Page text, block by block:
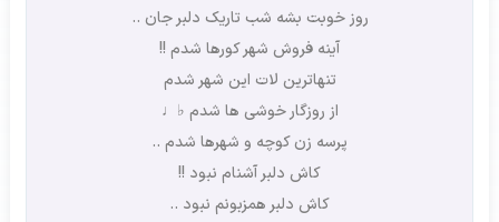
روز خوبت بشه شب تاریک دلبر جان ..
آینه فروش شهر کورها شدم !!
تنهاترین لات این شهر شدم
از روزگار خوشی ها شدم ♭♩
پرسه زن کوچه و شهرها شدم ..
کاش دلبر آشنام نبود !!
کاش دلبر همزبونم نبود ..